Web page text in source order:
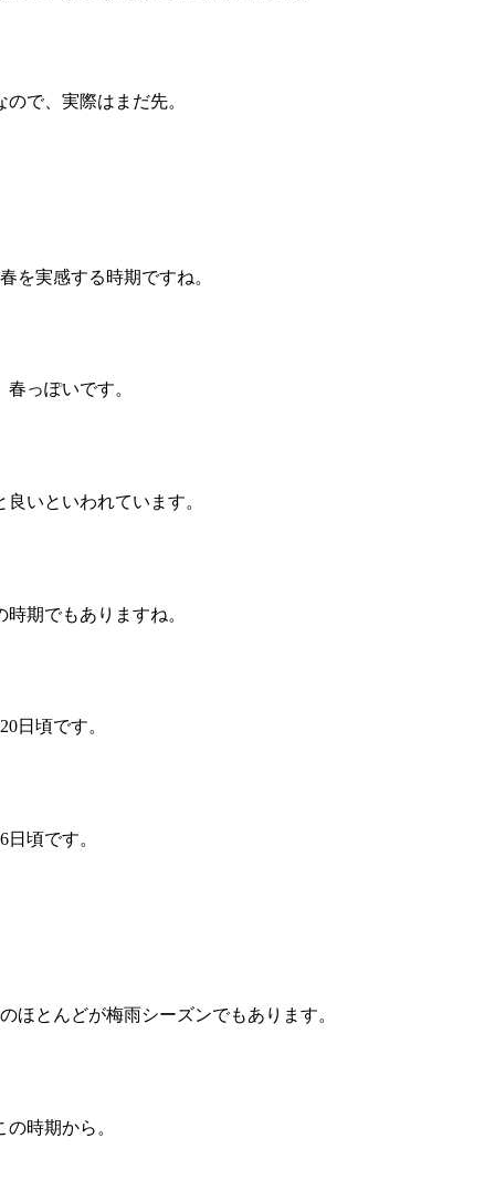
で、実際はまだ先。
を実感する時期ですね。
っぽいです。
いといわれています。
期でもありますね。
日頃です。
頃です。
ほとんどが梅雨シーズンでもあります。
時期から。